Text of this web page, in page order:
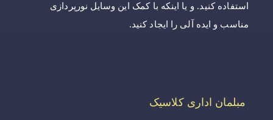
استفاده کنید. و یا اینکه با کمک این وسایل نورپردازی
مناسب و ایده آلی را ایجاد کنید.
مبلمان اداری کلاسیک